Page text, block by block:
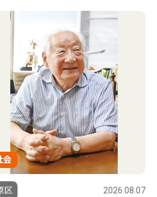
会
区 2026.08.07